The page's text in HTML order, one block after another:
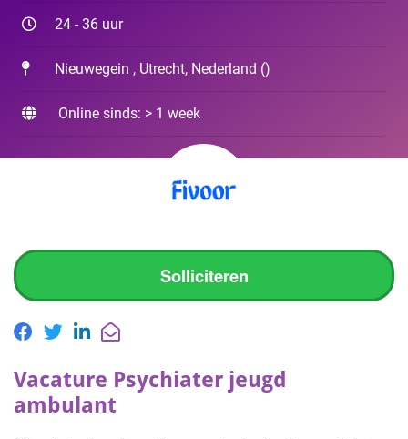
24 - 36 uur
Nieuwegein , Utrecht, Nederland ()
Online sinds: > 1 week
Solliciteren
Vacature Psychiater jeugd
ambulant